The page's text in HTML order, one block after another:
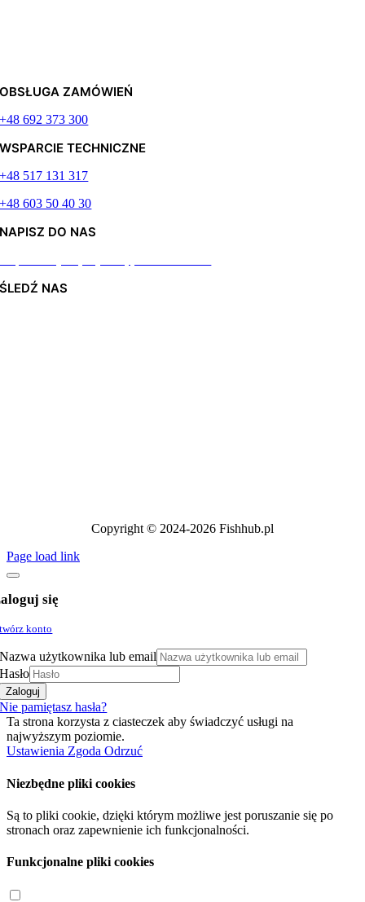
OBSŁUGA ZAMÓWIEŃ
+48 692 373 300
WSPARCIE TECHNICZNE
+48 517 131 317
+48 603 50 40 30
NAPISZ DO NAS
ŚLEDŹ NAS
Copyright © 2024-2026 Fishhub.pl
Page load link
się
konto
Nazwa użytkownika lub email
Hasło
Zaloguj
Nie pamiętasz hasła?
Ta strona korzysta z ciasteczek aby świadczyć usługi na
najwyższym poziomie.
Ustawienia Zgoda Odrzuć
Niezbędne pliki cookies
Są to pliki cookie, dzięki którym możliwe jest poruszanie się po
stronach oraz zapewnienie ich funkcjonalności.
Funkcjonalne pliki cookies